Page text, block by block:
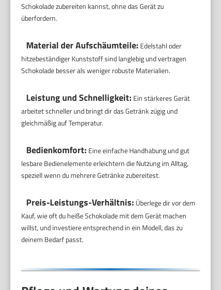
Schokolade zubereiten kannst, ohne das Gerät zu
überfordern.
Material der Aufschäumteile: Edelstahl oder
hitzebeständiger Kunststoff sind langlebig und vertragen
Schokolade besser als weniger robuste Materialien.
Leistung und Schnelligkeit: Ein stärkeres Gerät
arbeitet schneller und bringt dir das Getränk zügig und
gleichmäßig auf Temperatur.
Bedienkomfort: Eine einfache Handhabung und gut
lesbare Bedienelemente erleichtern die Nutzung im Alltag,
speziell wenn du mehrere Getränke zubereitest.
Preis-Leistungs-Verhältnis: Überlege dir vor dem
Kauf, wie oft du heiße Schokolade mit dem Gerät machen
willst, und investiere entsprechend in ein Modell, das zu
deinem Bedarf passt.